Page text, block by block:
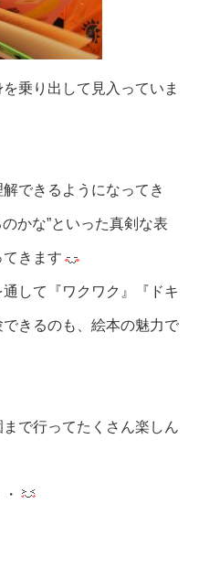
乗り出して見入っていま
できるようになってき
かな”といった真剣な表
きます
して『ワクワク』『ドキ
きるのも、絵本の魅力で
で行ってたくさん楽しん